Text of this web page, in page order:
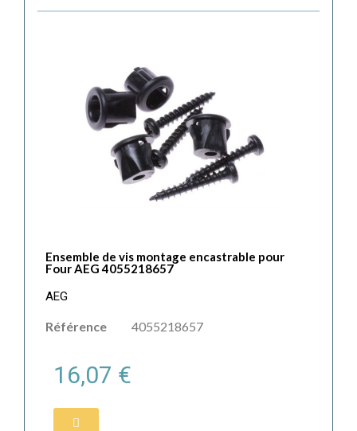
Ensemble de vis montage encastrable pour
Four AEG 4055218657
AEG
Référence 4055218657
16,07 €